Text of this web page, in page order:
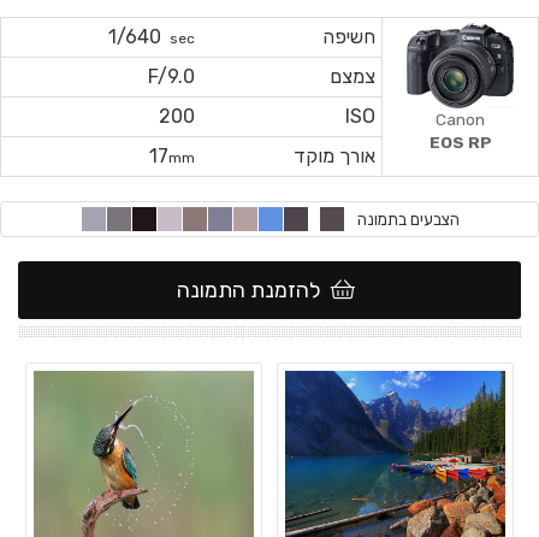
חשיפה sec
1/640
צמצם
F/9.0
ISO
200
אורך מוקד
17mm
Canon
EOS RP
הצבעים בתמונה
להזמנת התמונה